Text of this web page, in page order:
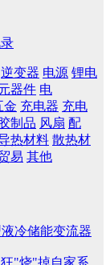
逆变器 电源 锂电
器件 电
金 充电器 充电
制品 风扇 配
热材料 散热材
易 其他
冷储能变流器